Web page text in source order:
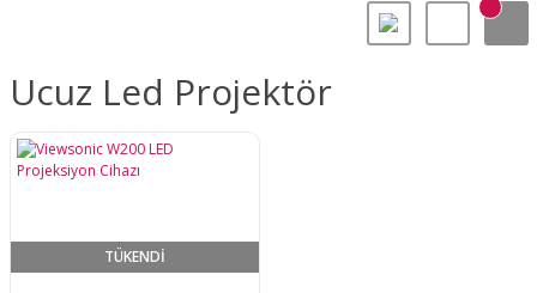
Ucuz Led Projektör
TÜKENDİ